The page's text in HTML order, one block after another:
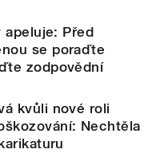
apeluje: Před
se poraďte
zodpovědní
kvůli nové roli
Nechtěla